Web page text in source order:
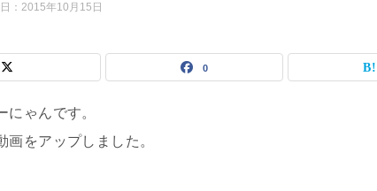
： 2015年10月15日
0
にゃんです。
画をアップしました。